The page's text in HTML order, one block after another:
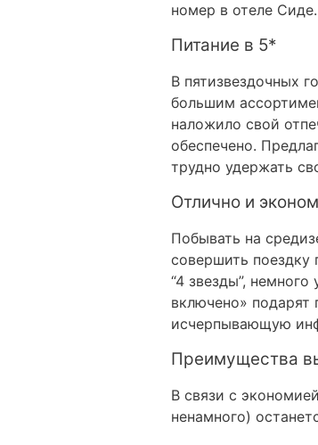
номер в отеле Сиде.
Питание в 5*
В пятизвездочных
большим
наложило свой
обеспечено.
трудно удержать
Отлично и
Побывать на
совершить поездку
“4 звезды”,
включено» подарят
исчерпывающую
Преимущества
В связи с
ненамного)